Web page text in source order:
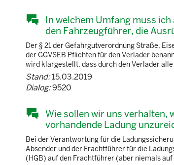
In welchem Umfang muss
den Fahrzeugführer, die
Der § 21 der Gefahrgutverordnung Straße,
der GGVSEB Pflichten für den Verlader
wird klargestellt, dass durch den Verlader
Stand:15.03.2019
Dialog:9520
Wie sollen wir uns verhalten,
vorhandende Ladung
Bei der Verantwortung für die
Absender und der Frachtführer für die
(HGB) auf den Frachtführer (aber niemals